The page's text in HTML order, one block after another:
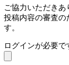
ご協力いただきあ
投稿内容の審査の
す。
ログインが必要で